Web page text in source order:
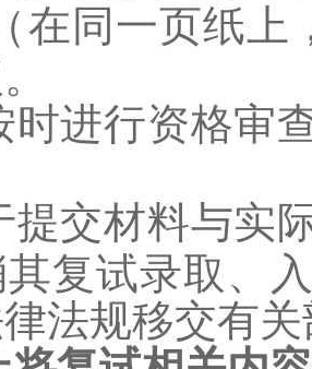
（在同一页纸
时进行资格审
提交材料与实
复试录取、
法规移交有